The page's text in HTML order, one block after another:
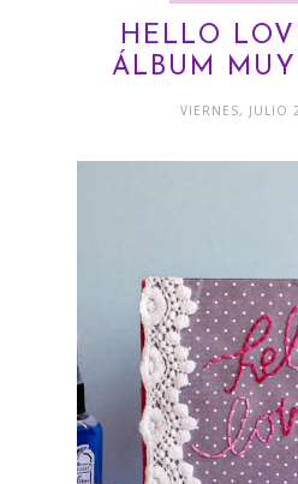
HELLO
ÁLBUM
VIERNES, JULIO